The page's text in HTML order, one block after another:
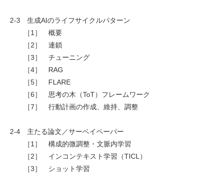
2-3 生成AIのライフサイクルパターン
［1］ 概要
［2］ 連鎖
［3］ チューニング
［4］ RAG
［5］ FLARE
［6］ 思考の木（ToT）フレームワーク
［7］ 行動計画の作成、維持、調整
2-4 主たる論文／サーベイペーパー
［1］ 構成的微調整・文脈内学習
［2］ インコンテキスト学習（TICL）
［3］ ショット学習